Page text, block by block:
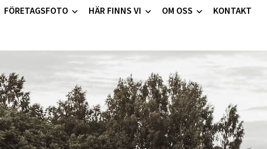
FÖRETAGSFOTO HÄR FINNS VI OM OSS KONTAKT